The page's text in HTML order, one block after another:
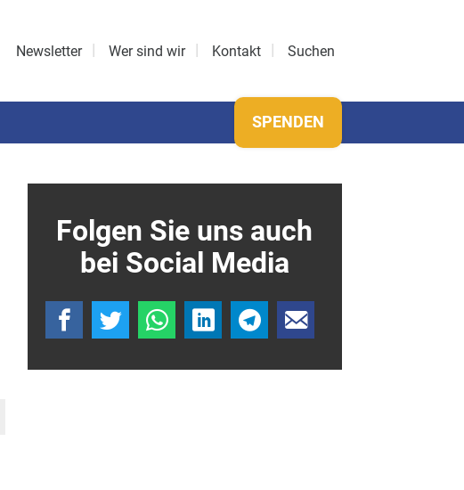
Newsletter Wer sind wir Kontakt Suchen
SPENDEN
Folgen Sie uns auch
bei Social Media